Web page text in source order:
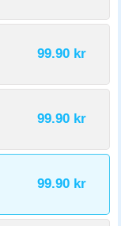
99.90 kr
99.90 kr
99.90 kr